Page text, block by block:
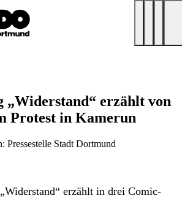
„Widerstand“ erzählt von
Protest in Kamerun
Pressestelle Stadt Dortmund
erzählt in drei Comic-